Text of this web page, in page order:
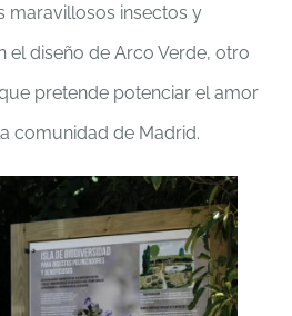
maravillosos insectos y
el diseño de Arco Verde, otro
pretende potenciar el amor
comunidad de Madrid.